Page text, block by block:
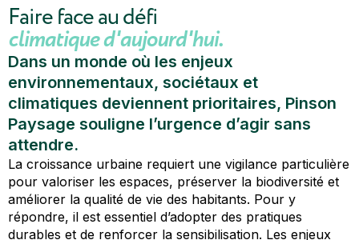
Faire face au défi
climatique d'aujourd'hui.
Dans un monde où les enjeux
environnementaux, sociétaux et
climatiques deviennent prioritaires, Pinson
Paysage souligne l’urgence d’agir sans
attendre.
La croissance urbaine requiert une vigilance particulière
pour valoriser les espaces, préserver la biodiversité et
améliorer la qualité de vie des habitants. Pour y
répondre, il est essentiel d’adopter des pratiques
durables et de renforcer la sensibilisation. Les enjeux